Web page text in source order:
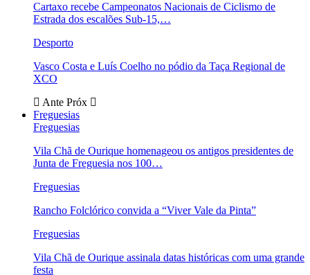
Cartaxo recebe Campeonatos Nacionais de Ciclismo de
Estrada dos escalões Sub-15,…
Desporto
Vasco Costa e Luís Coelho no pódio da Taça Regional de
XCO
Ante Próx
Freguesias
Freguesias
Vila Chã de Ourique homenageou os antigos presidentes de
Junta de Freguesia nos 100…
Freguesias
Rancho Folclórico convida a “Viver Vale da Pinta”
Freguesias
Vila Chã de Ourique assinala datas históricas com uma grande
festa